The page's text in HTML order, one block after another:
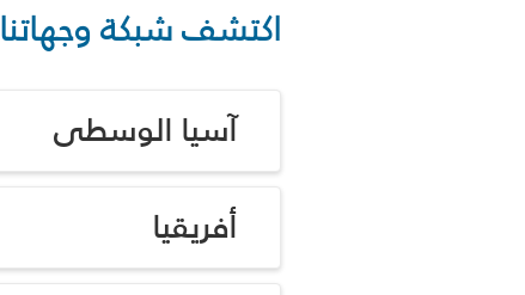
اكتشف شبكة وجهاتنا
آسيا الوسطى
أفريقيا